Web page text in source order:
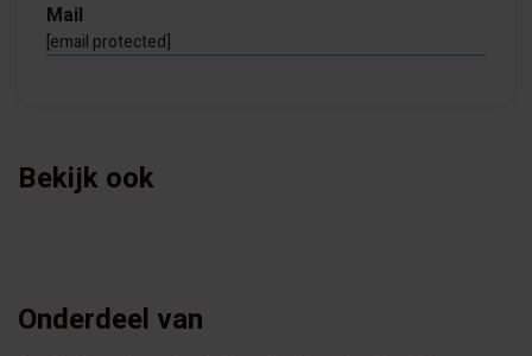
Mail
[email protected]
Bekijk ook
Onderdeel van